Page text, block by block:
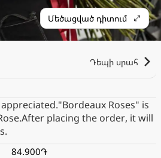
Մեծացված դիտում
Դեպի սրահ
Roses" is
placing the order, it will
84.900֏